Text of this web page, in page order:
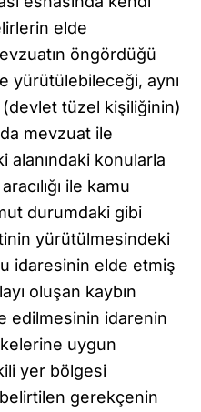
elde
öngördüğü
yürütülebileceği, aynı
tüzel kişiliğinin)
mevzuat ile
alanındaki konularla
ile kamu
durumdaki gibi
yürütülmesindeki
idaresinin elde etmiş
oluşan kaybın
edilmesinin idarenin
uygun
yer bölgesi
gerekçenin